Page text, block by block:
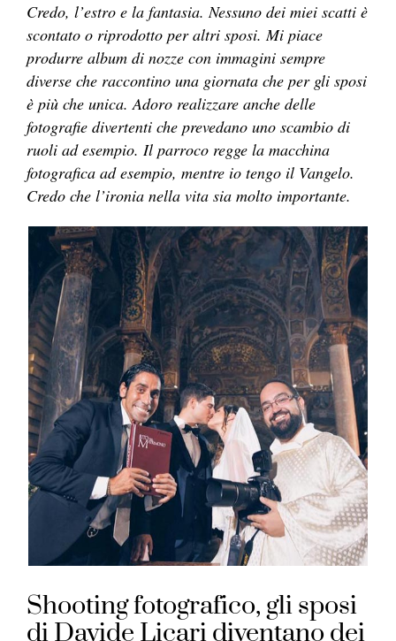
Credo, l’estro e la fantasia. Nessuno dei miei scatti è
scontato o riprodotto per altri sposi. Mi piace
produrre album di nozze con immagini sempre
diverse che raccontino una giornata che per gli sposi
è più che unica. Adoro realizzare anche delle
fotografie divertenti che prevedano uno scambio di
ruoli ad esempio. Il parroco regge la macchina
fotografica ad esempio, mentre io tengo il Vangelo.
Credo che l’ironia nella vita sia molto importante.
Shooting fotografico, gli sposi
di Davide Licari diventano dei